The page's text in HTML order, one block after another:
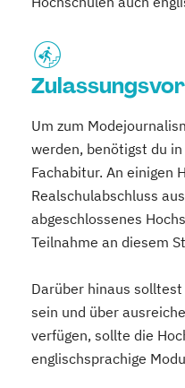
Um zum
werden, benötigst du
Fachabitur. An einigen
Realschulabschluss
abgeschlossenes
Teilnahme an diesem
Darüber hinaus
sein und über
verfügen, sollte die
englischsprachige